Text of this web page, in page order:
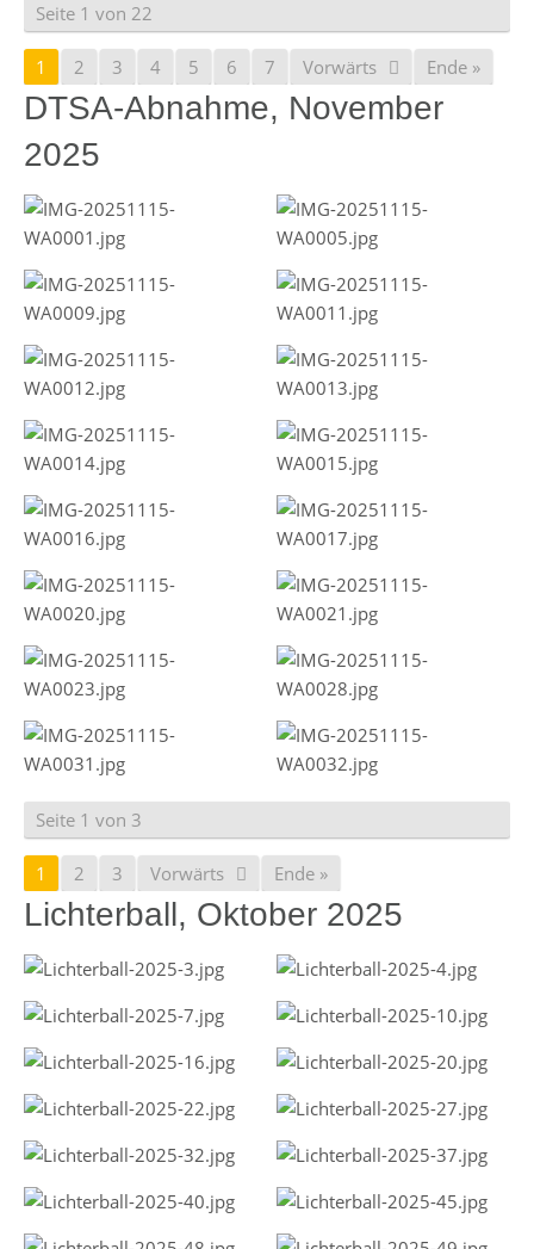
Seite 1 von 22
1 2 3 4 5 6 7 Vorwärts Ende »
DTSA-Abnahme, November
2025
Seite 1 von 3
1 2 3 Vorwärts Ende »
Lichterball, Oktober 2025